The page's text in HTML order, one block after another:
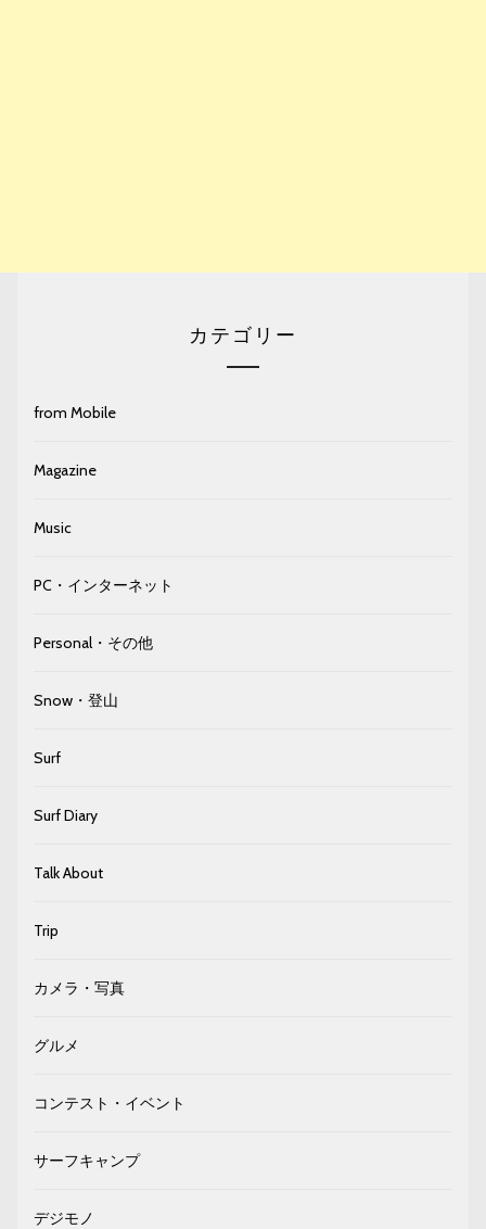
カテゴリー
from Mobile
Magazine
Music
PC・インターネット
Personal・その他
Snow・登山
Surf
Surf Diary
Talk About
Trip
カメラ・写真
グルメ
コンテスト・イベント
サーフキャンプ
デジモノ